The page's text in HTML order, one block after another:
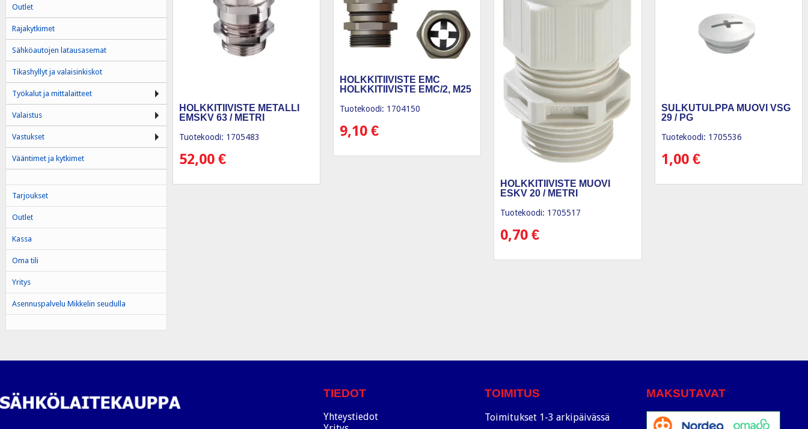
HOLKKITIIVISTE METALLI
EMSKV 63 / METRI
Tuotekoodi: 1705483
52,00 €
HOLKKITIIVISTE EMC
HOLKKITIIVISTE EMC/2, M25
Tuotekoodi: 1704150
9,10€
HOLKKITIIVISTE MUOVI
ESKV 20 / METRI
Tuotekoodi: 1705517
0,70€
SULKUTULPPA MUOVI VSG
29 / PG
Tuotekoodi: 1705536
1,00 €
Outlet
Rajakytkimet
Sähköautojen latausasemat
Tikashyllyt ja valaisinkiskot
Työkalut ja mittalaitteet
Valaistus
Vastukset
Vääntimet ja kytkimet
Tarjoukset
Outlet
Kassa
Oma tili
Yritys
Asennuspalvelu Mikkelin seudulla
TIEDOT
Yhteystiedot
TOIMITUS
Toimitukset 1-3 arkipäivässä
MAKSUTAVAT